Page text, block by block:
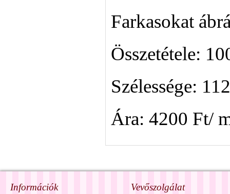
Farkasokat
Összetétele:
Szélessége:
Ára: 4200 Ft/
Információk Vevőszolgálat